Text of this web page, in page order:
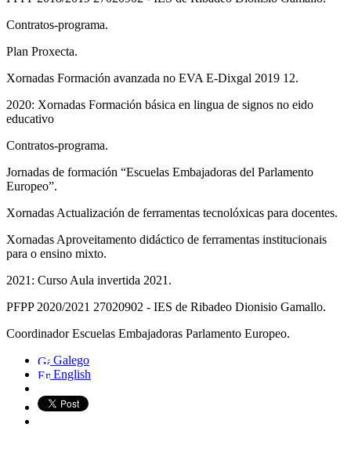
Contratos-programa.
Plan Proxecta.
Xornadas Formación avanzada no EVA E-Dixgal 2019 12.
2020: Xornadas Formación básica en lingua de signos no eido
educativo
Contratos-programa.
Jornadas de formación “Escuelas Embajadoras del Parlamento
Europeo”.
Xornadas Actualización de ferramentas tecnolóxicas para docentes.
Xornadas Aproveitamento didáctico de ferramentas institucionais
para o ensino mixto.
2021: Curso Aula invertida 2021.
PFPP 2020/2021 27020902 - IES de Ribadeo Dionisio Gamallo.
Coordinador Escuelas Embajadoras Parlamento Europeo.
Galego
English